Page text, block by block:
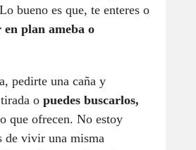
bueno es que, te enteres o
en plan ameba o
pedirte una caña y
o puedes buscarlos,
que ofrecen. No estoy
de vivir una misma